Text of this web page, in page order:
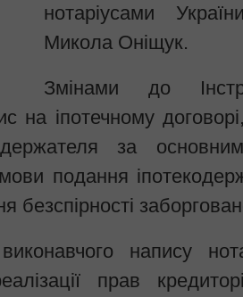
нотаріусами
Микола Оніщук.
Змінами до
на іпотечному
за
подання
безспірності
виконавчого напису
прав